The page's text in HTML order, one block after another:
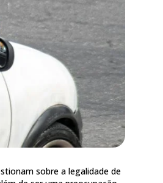
sobre a legalidade de